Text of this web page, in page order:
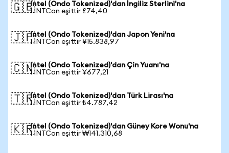
🇬🇧Intel (Ondo Tokenized)'dan İngiliz Sterlini'na
1 INTCon eşittir £74,40
🇯🇵Intel (Ondo Tokenized)'dan Japon Yeni'na
1 INTCon eşittir ¥15.838,97
🇨🇳Intel (Ondo Tokenized)'dan Çin Yuanı'na
1 INTCon eşittir ¥677,21
🇹🇷Intel (Ondo Tokenized)'dan Türk Lirası'na
1 INTCon eşittir ₺4.787,42
🇰🇷Intel (Ondo Tokenized)'dan Güney Kore Wonu'na
1 INTCon eşittir ₩141.310,68